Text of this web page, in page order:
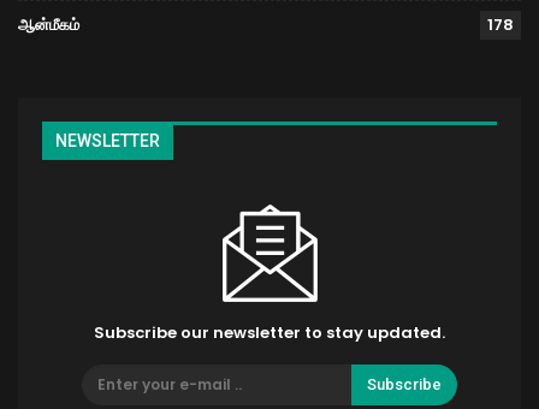
ஆன்மீகம் 178
NEWSLETTER
Subscribe our newsletter to stay updated.
Subscribe